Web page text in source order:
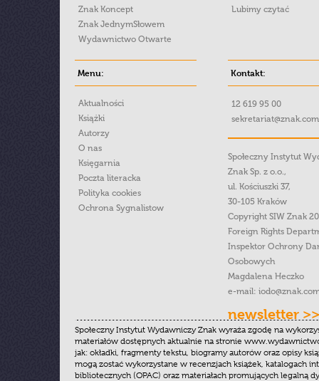
Znak Koncept
Znak JednymSłowem
Wydawnictwo Otwarte
Lubimy czytać
Menu:
Aktualności
Książki
Autorzy
O nas
Księgarnia
Poczta literacka
Polityka cookies
Ochrona Sygnalistow
Kontakt:
12 619 95 00
Społeczny Instytut
Znak Sp. z o.o.,
ul. Kościuszki 37,
30-105 Kraków
Copyright SIW Znak
Foreign Rights
Inspektor Ochrony
Osobowych
Magdalena Heczko
e-mail:
newsletter >>
Społeczny Instytut Wydawniczy Znak wyraża zgodę na
materiałów dostępnych aktualnie na stronie
jak: okładki, fragmenty tekstu, biogramy autorów oraz opisy
mogą zostać wykorzystane w recenzjach książek, katalogach
bibliotecznych (OPAC) oraz materiałach promujących legalną